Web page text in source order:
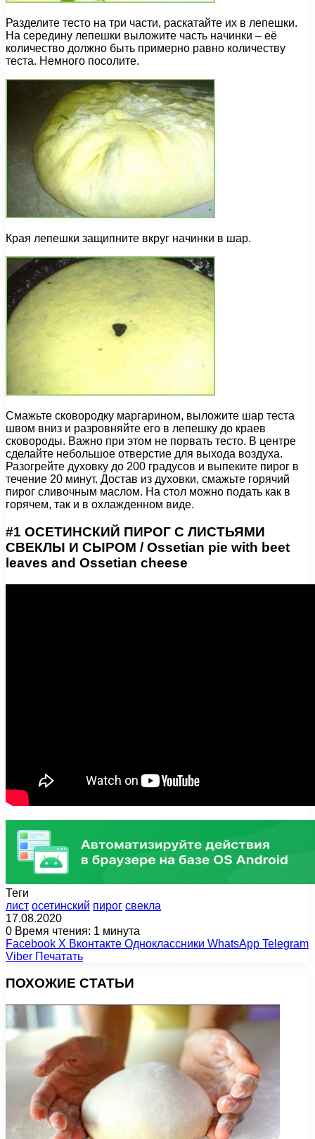
Разделите тесто на три части, раскатайте их в лепешки.
На середину лепешки выложите часть начинки – её
количество должно быть примерно равно количеству
теста. Немного посолите.
Края лепешки защипните вкруг начинки в шар.
Смажьте сковородку маргарином, выложите шар теста
швом вниз и разровняйте его в лепешку до краев
сковороды. Важно при этом не порвать тесто. В центре
сделайте небольшое отверстие для выхода воздуха.
Разогрейте духовку до 200 градусов и выпеките пирог в
течение 20 минут. Достав из духовки, смажьте горячий
пирог сливочным маслом. На стол можно подать как в
горячем, так и в охлажденном виде.
#1 ОСЕТИНСКИЙ ПИРОГ С ЛИСТЬЯМИ
СВЕКЛЫ И СЫРОМ / Ossetian pie with beet
leaves and Ossetian cheese
Теги
лист осетинский пирог свекла
17.08.2020
0 Время чтения: 1 минута
Facebook X Вконтакте Одноклассники WhatsApp Telegram
Viber Печатать
ПОХОЖИЕ СТАТЬИ